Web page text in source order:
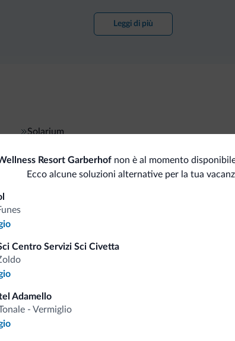
Leggi di più
Solarium
Animali
Noleggio bici
Resort Garberhofnon è al momento
Ecco alcune soluzioni alternative per la tua
Centro Servizi Sci Civetta
Adamello
- Vermiglio